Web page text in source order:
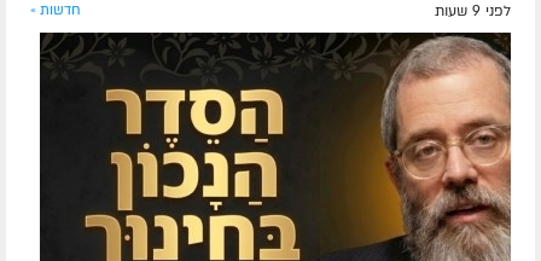
לפני 9 שעות חדשות »